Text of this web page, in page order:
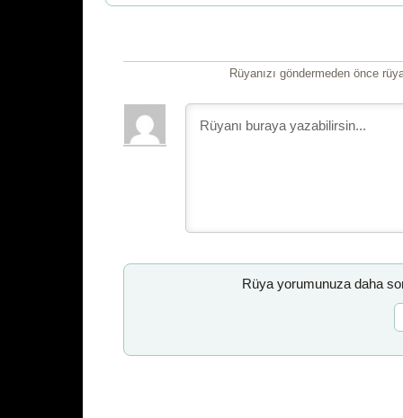
Rüyanızı göndermeden önce
Rüya yorumunuza daha